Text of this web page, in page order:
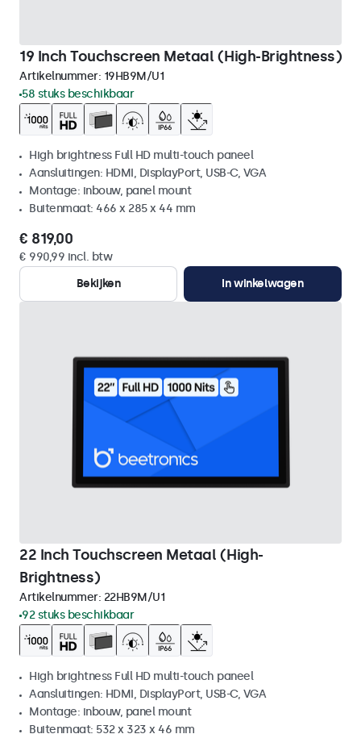
19 Inch Touchscreen Metaal (High-Brightness)
Artikelnummer: 19HB9M/U1
58 stuks beschikbaar
High brightness Full HD multi-touch paneel
Aansluitingen: HDMI, DisplayPort, USB-C, VGA
Montage: inbouw, panel mount
Buitenmaat: 466 x 285 x 44 mm
€ 819,00
€ 990,99 incl. btw
Bekijken
In winkelwagen
22 Inch Touchscreen Metaal (High-
Brightness)
Artikelnummer: 22HB9M/U1
92 stuks beschikbaar
High brightness Full HD multi-touch paneel
Aansluitingen: HDMI, DisplayPort, USB-C, VGA
Montage: inbouw, panel mount
Buitenmaat: 532 x 323 x 46 mm